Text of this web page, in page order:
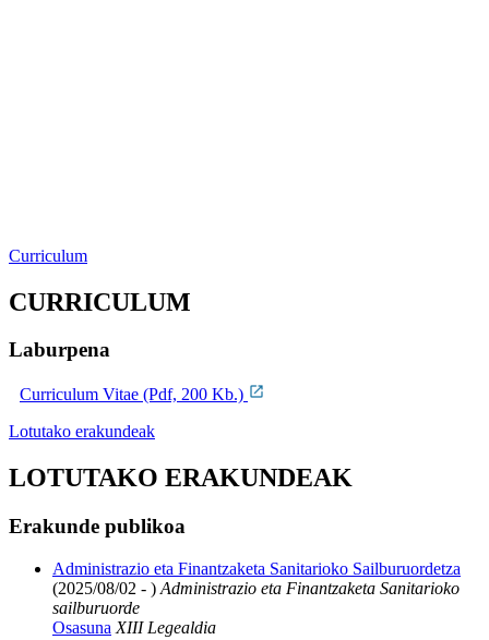
Curriculum
CURRICULUM
Laburpena
Curriculum Vitae (Pdf, 200 Kb.)
Lotutako erakundeak
LOTUTAKO ERAKUNDEAK
Erakunde publikoa
Administrazio eta Finantzaketa Sanitarioko Sailburuordetza
(2025/08/02 - ) Administrazio eta Finantzaketa Sanitarioko
sailburuorde
Osasuna XIII Legealdia